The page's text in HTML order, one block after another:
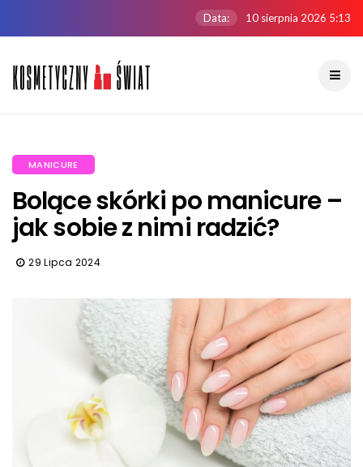
Data: 10 sierpnia 2026 5:13
MANICURE
Bolące skórki po manicure –
jak sobie z nimi radzić?
29 Lipca 2024